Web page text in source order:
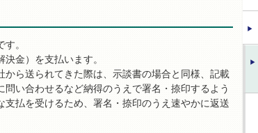
。
金）を支払います。
ら送られてきた際は、示談書の場合と同様、記載
い合わせるなど納得のうえで署名・捺印するよう
払を受けるため、署名・捺印のうえ速やかに返送